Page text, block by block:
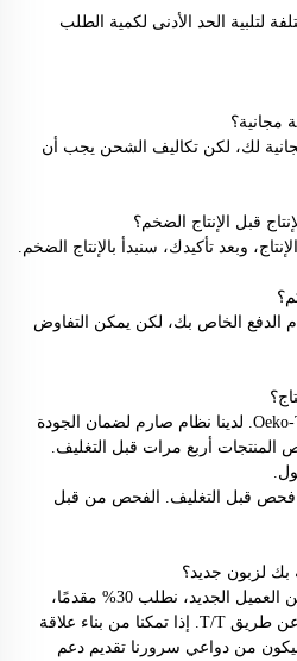
لتلبية الحد الأدنى لكمية الطلب
مجانية؟
لك، لكن تكاليف الشحن يجب أن
قبل الإنتاج الضخم؟
وبعد تأكيدك، سنبدأ بالإنتاج الضخم.
من استلام الدفع الخاص بك، لكن يمكن التفاوض
أ: جودة إنتاجنا تتبع معيار Oeko-Tex 100. لدينا نظام صارم لضمان الجودة
المنتجات أربع مرات قبل التغليف.
فحص قبل التغليف. الفحص من قبل
لزبون جديد؟
أ: كقاعدة، بالنسبة لطلبنا الأول من العميل الجديد، نطلب 30% مقدمًا،
و70% المتبقية مقابل نسخة BL عن طريق T/T. إذا تمكنا من بناء علاقة
من دواعي سرورنا تقديم دعم